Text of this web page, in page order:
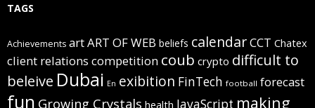
TAGS
Achievements artART OF WEB beliefs calendarCCT Chatex
client relations competition coub crypto difficult to
beleive Dubai En exibition FinTech football forecast
fun Growing Crystals health JavaScript making